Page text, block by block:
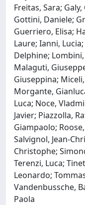
Freitas, Sara;
Gottini, Daniele;
Guerriero, Elisa;
Laure; Ianni,
Delphine;
Malaguti,
Giuseppina;
Morgante,
Luca; Noce,
Javier; Piazzolla,
Giampaolo;
Salvignol, Jean-
Christophe;
Terenzi, Luca;
Leonardo;
Vandenbussche,
Paola